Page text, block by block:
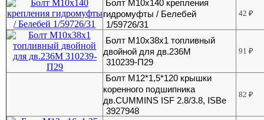
Болт М10х140 крепления
гидромуфты / Белебей
1/59726/31
42₽
Болт М10х38х1 топливный
двойной для дв.236М
310239-П29
91₽
Болт М12*1,5*120 крышки
коренного подшипника
дв.CUMMINS ISF 2.8/3.8, ISBe
3927948
82₽